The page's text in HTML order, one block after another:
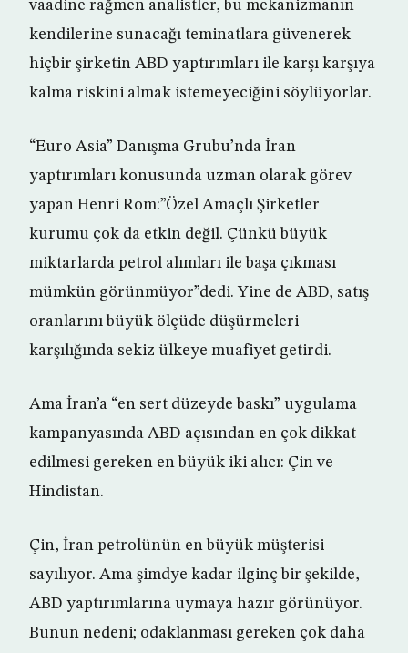
vaadine rağmen analistler, bu mekanizmanın
kendilerine sunacağı teminatlara güvenerek
hiçbir şirketin ABD yaptırımları ile karşı karşıya
kalma riskini almak istemeyeciğini söylüyorlar.
“Euro Asia” Danışma Grubu’nda İran
yaptırımları konusunda uzman olarak görev
yapan Henri Rom:”Özel Amaçlı Şirketler
kurumu çok da etkin değil. Çünkü büyük
miktarlarda petrol alımları ile başa çıkması
mümkün görünmüyor”dedi. Yine de ABD, satış
oranlarını büyük ölçüde düşürmeleri
karşılığında sekiz ülkeye muafiyet getirdi.
Ama İran’a “en sert düzeyde baskı” uygulama
kampanyasında ABD açısından en çok dikkat
edilmesi gereken en büyük iki alıcı: Çin ve
Hindistan.
Çin, İran petrolünün en büyük müşterisi
sayılıyor. Ama şimdye kadar ilginç bir şekilde,
ABD yaptırımlarına uymaya hazır görünüyor.
Bunun nedeni; odaklanması gereken çok daha